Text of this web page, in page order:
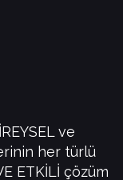
ve
her türlü
ETKİLİ çözüm